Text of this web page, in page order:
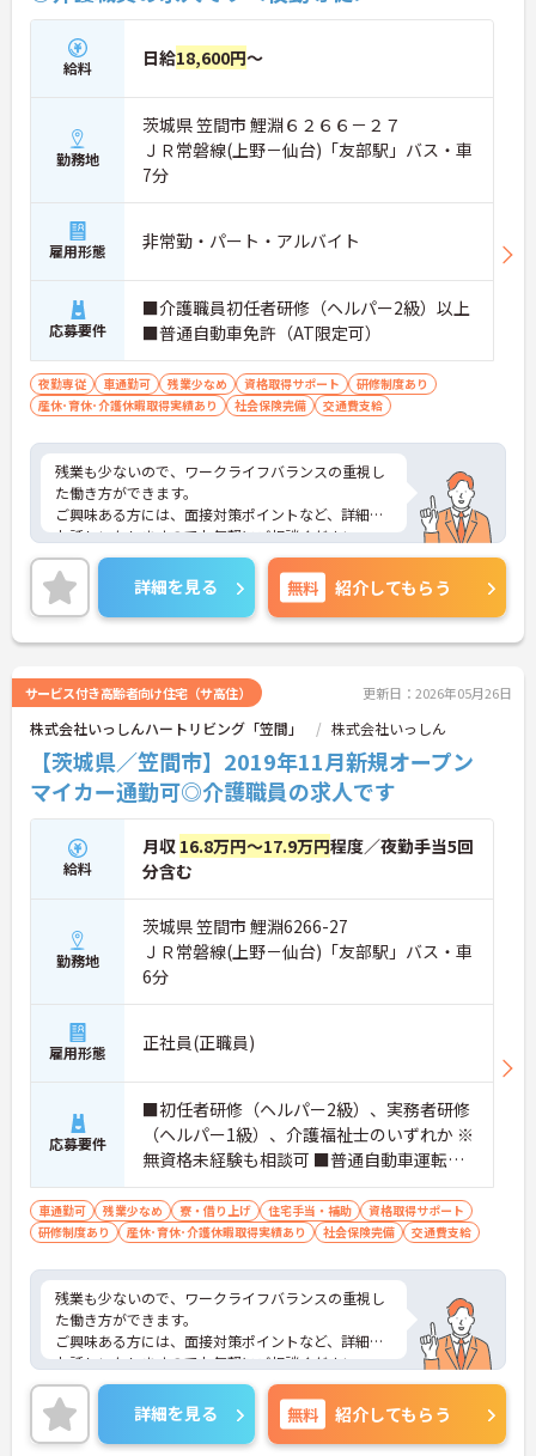
給料 日給18,600円～
勤務地
茨城県 笠間市 鯉淵６２６６－２７
ＪＲ常磐線(上野－仙台)「友部駅」バス・車
7分
雇用形態 非常勤・パート・アルバイト
応募要件
■介護職員初任者研修（ヘルパー2級）以上
■普通自動車免許（AT限定可）
夜勤専従 車通勤可 残業少なめ 資格取得サポート
研修制度あり
産休･育休･介護休暇取得実績あり
社会保険完備 交通費支給
残業も少ないので、ワークライフバランスの重視し
た働き方ができます。
ご興味ある方には、面接対策ポイントなど、詳細を
お話しいたしますのでお気軽にご相談ください。
詳細を見る 無料 紹介してもらう
サービス付き高齢者向け住宅（サ高住） 更新日：2026年05月26日
株式会社いっしんハートリビング「笠間」 株式会社いっしん
【茨城県／笠間市】2019年11月新規オープン
マイカー通勤可◎介護職員の求人です
給料
月収 16.8万円～17.9万円程度／夜勤手当5回
分含む
勤務地
茨城県 笠間市 鯉淵6266-27
ＪＲ常磐線(上野－仙台)「友部駅」バス・車
6分
雇用形態 正社員(正職員)
応募要件
■初任者研修（ヘルパー2級）、実務者研修
（ヘルパー1級）、介護福祉士のいずれか ※
無資格未経験も相談可 ■普通自動車運転免
許
車通勤可 残業少なめ 寮・借り上げ 住宅手当・補助
資格取得サポート
研修制度あり
産休･育休･介護休暇取得実績あり 社会保険完備 交通費支給
残業も少ないので、ワークライフバランスの重視し
た働き方ができます。
ご興味ある方には、面接対策ポイントなど、詳細を
お話しいたしますのでお気軽にご相談ください。
詳細を見る 無料 紹介してもらう